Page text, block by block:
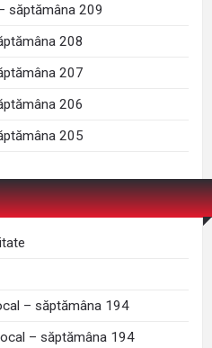
săptămâna 209
208
207
206
205
– săptămâna 194
– săptămâna 194